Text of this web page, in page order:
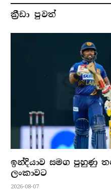
ක්‍රීඩා පුවත්
ඉන්දියාව සමග පුහුණු
ලංකාවට
2026-08-07